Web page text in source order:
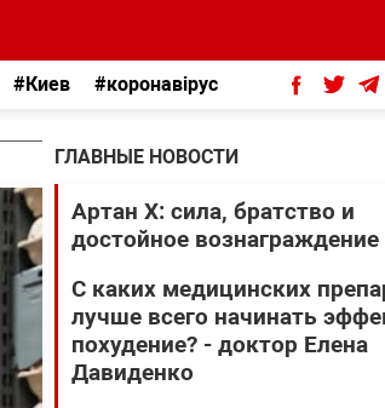
#Киев #коронавірус
ГЛАВНЫЕ НОВОСТИ
Артан Х: сила, братство и
достойное вознаграждение
С каких медицинских
лучше всего начинать
похудение? - доктор Елена
Давиденко